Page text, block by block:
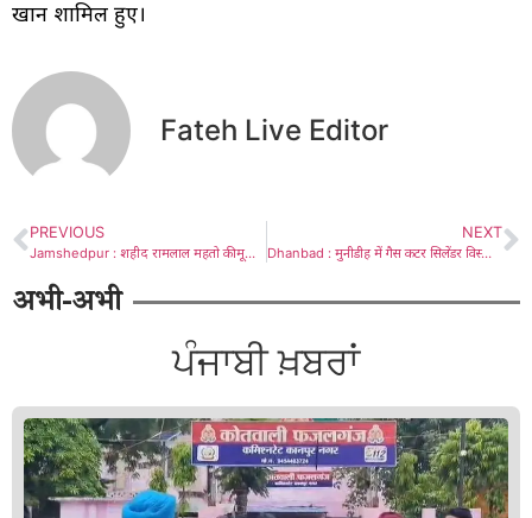
खान शामिल हुए।
Fateh Live Editor
PREVIOUS
Jamshedpur : शहीद रामलाल महतो की मूर्ति पर माल्यार्पण कर कांग्रेसजनों ने दी श्रद्धांजलि, बच्चों में बांटी पाठ्य सामग्री
NEXT
Dhanbad : मुनीडीह में गैस कटर सिलेंडर विस्फोट, दो की मौत, दो गंभीर
अभी-अभी
ਪੰਜਾਬੀ ਖ਼ਬਰਾਂ